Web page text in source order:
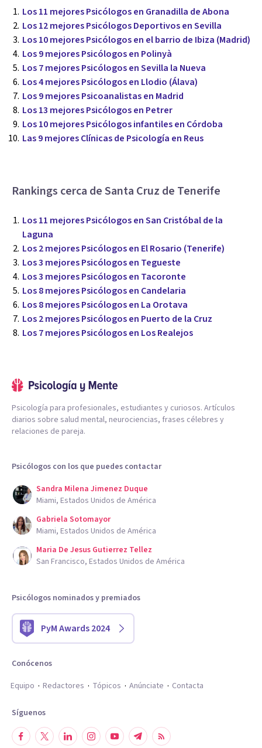
Los 11 mejores Psicólogos en Granadilla de Abona
Los 12 mejores Psicólogos Deportivos en Sevilla
Los 10 mejores Psicólogos en el barrio de Ibiza (Madrid)
Los 9 mejores Psicólogos en Polinyà
Los 7 mejores Psicólogos en Sevilla la Nueva
Los 4 mejores Psicólogos en Llodio (Álava)
Los 9 mejores Psicoanalistas en Madrid
Los 13 mejores Psicólogos en Petrer
Los 10 mejores Psicólogos infantiles en Córdoba
Las 9 mejores Clínicas de Psicología en Reus
Rankings cerca de Santa Cruz de Tenerife
Los 11 mejores Psicólogos en San Cristóbal de la
Laguna
Los 2 mejores Psicólogos en El Rosario (Tenerife)
Los 3 mejores Psicólogos en Tegueste
Los 3 mejores Psicólogos en Tacoronte
Los 8 mejores Psicólogos en Candelaria
Los 8 mejores Psicólogos en La Orotava
Los 2 mejores Psicólogos en Puerto de la Cruz
Los 7 mejores Psicólogos en Los Realejos
Psicología para profesionales, estudiantes y curiosos. Artículos
diarios sobre salud mental, neurociencias, frases célebres y
relaciones de pareja.
Psicólogos con los que puedes contactar
Sandra Milena Jimenez Duque
Miami, Estados Unidos de América
Gabriela Sotomayor
Miami, Estados Unidos de América
Maria De Jesus Gutierrez Tellez
San Francisco, Estados Unidos de América
Psicólogos nominados y premiados
PyM Awards 2024
Conócenos
Equipo
Redactores Tópicos Anúnciate Contacta
Síguenos